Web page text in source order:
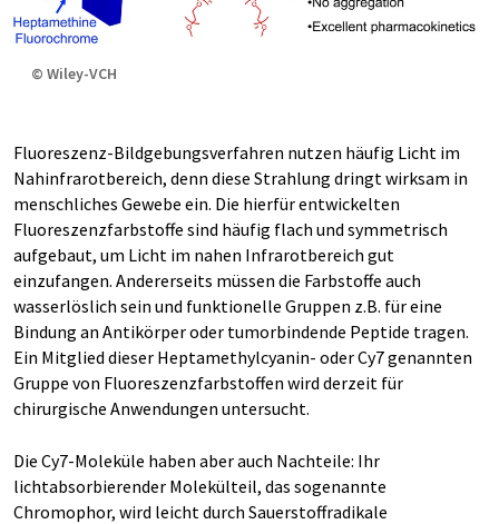
© Wiley-VCH
Fluoreszenz-Bildgebungsverfahren nutzen häufig Licht im
Nahinfrarotbereich, denn diese Strahlung dringt wirksam in
menschliches Gewebe ein. Die hierfür entwickelten
Fluoreszenzfarbstoffe sind häufig flach und symmetrisch
aufgebaut, um Licht im nahen Infrarotbereich gut
einzufangen. Andererseits müssen die Farbstoffe auch
wasserlöslich sein und funktionelle Gruppen z.B. für eine
Bindung an Antikörper oder tumorbindende Peptide tragen.
Ein Mitglied dieser Heptamethylcyanin- oder Cy7 genannten
Gruppe von Fluoreszenzfarbstoffen wird derzeit für
chirurgische Anwendungen untersucht.
Die Cy7-Moleküle haben aber auch Nachteile: Ihr
lichtabsorbierender Molekülteil, das sogenannte
Chromophor, wird leicht durch Sauerstoffradikale